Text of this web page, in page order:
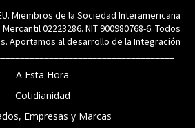
Miembros de la Sociedad Interamericana
02223286. NIT 900980768-6. Todos
Aportamos al desarrollo de la Integración
A Esta Hora
Cotidianidad
Empresas y Marcas